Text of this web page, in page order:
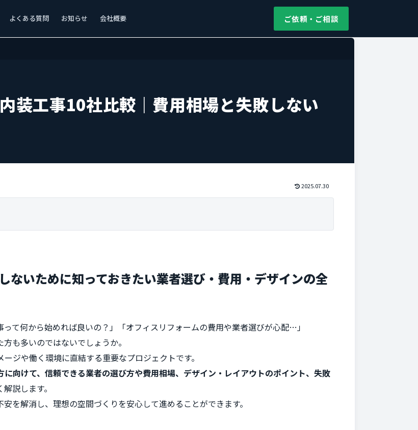
ご依頼・ご相談
よくある質問 お知らせ 会社概要
装工事10社比較｜費用相場と失敗しない
2025.07.30
ないために知っておきたい業者選び・費用・デザインの全
って何から始めれば良いの？」「オフィスリフォームの費用や業者選びが心配…」
も多いのではないでしょうか。
ジや働く環境に直結する重要なプロジェクトです。
向けて、信頼できる業者の選び方や費用相場、デザイン・レイアウトのポイント、失敗
説します。
を解消し、理想の空間づくりを安心して進めることができます。